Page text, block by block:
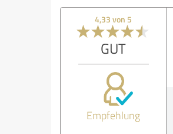
4,33 von 5
GUT
Empfehlung